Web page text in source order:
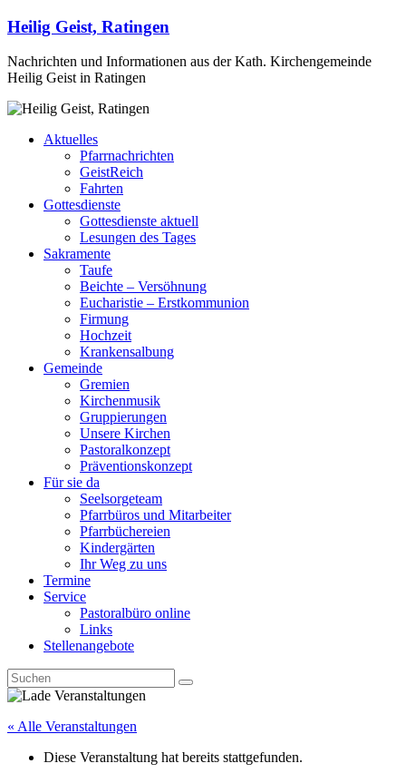
Heilig Geist, Ratingen
Nachrichten und Informationen aus der Kath. Kirchengemeinde
Heilig Geist in Ratingen
Aktuelles
Pfarrnachrichten
GeistReich
Fahrten
Gottesdienste
Gottesdienste aktuell
Lesungen des Tages
Sakramente
Taufe
Beichte – Versöhnung
Eucharistie – Erstkommunion
Firmung
Hochzeit
Krankensalbung
Gemeinde
Gremien
Kirchenmusik
Gruppierungen
Unsere Kirchen
Pastoralkonzept
Präventionskonzept
Für sie da
Seelsorgeteam
Pfarrbüros und Mitarbeiter
Pfarrbüchereien
Kindergärten
Ihr Weg zu uns
Termine
Service
Pastoralbüro online
Links
Stellenangebote
« Alle Veranstaltungen
Diese Veranstaltung hat bereits stattgefunden.